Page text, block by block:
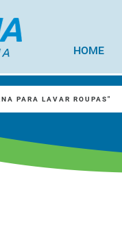
HOME
PARA LAVAR ROUPAS"